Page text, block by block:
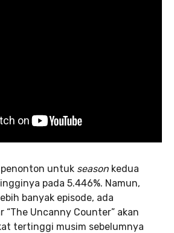
untuk season kedua
pada 5.446%. Namun,
banyak episode, ada
“The Uncanny Counter” akan
tertinggi musim sebelumnya